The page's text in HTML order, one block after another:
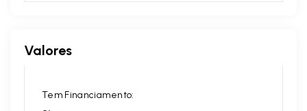
Valores
Tem Financiamento: